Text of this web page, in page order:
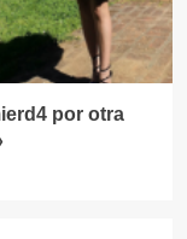
por otra